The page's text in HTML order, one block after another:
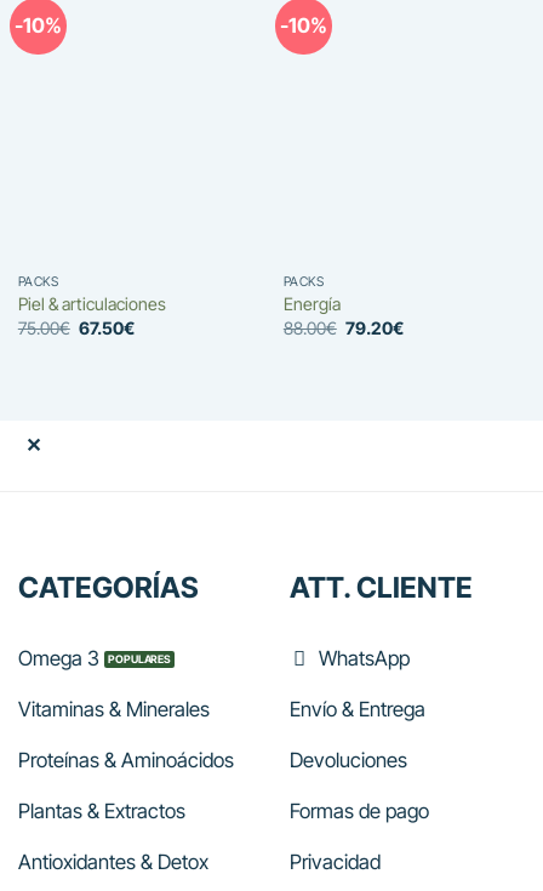
-10%
PACKS
Piel & articulaciones
75.00€ El
67.50€El
-10%
PACKS
Energía
88.00€ El
79.20€El
✕
CATEGORÍAS
Omega 3
Vitaminas & Minerales
Proteínas & Aminoácidos
Plantas & Extractos
Antioxidantes & Detox
ATT. CLIENTE
WhatsApp
Envío & Entrega
Devoluciones
Formas de pago
Privacidad